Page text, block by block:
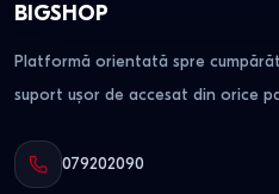
BIGSHOP
Platformă orientată spre
suport ușor de accesat din orice
079202090